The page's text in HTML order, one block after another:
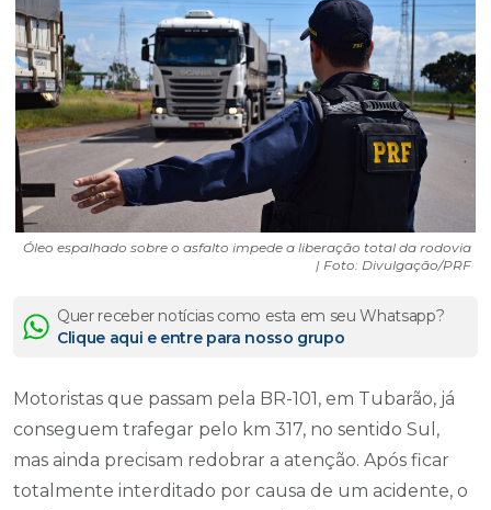
Óleo espalhado sobre o asfalto impede a liberação total da rodovia
| Foto: Divulgação/PRF
Quer receber notícias como esta em seu Whatsapp?
Clique aqui e entre para nosso grupo
Motoristas que passam pela BR-101, em Tubarão, já
conseguem trafegar pelo km 317, no sentido Sul,
mas ainda precisam redobrar a atenção. Após ficar
totalmente interditado por causa de um acidente, o